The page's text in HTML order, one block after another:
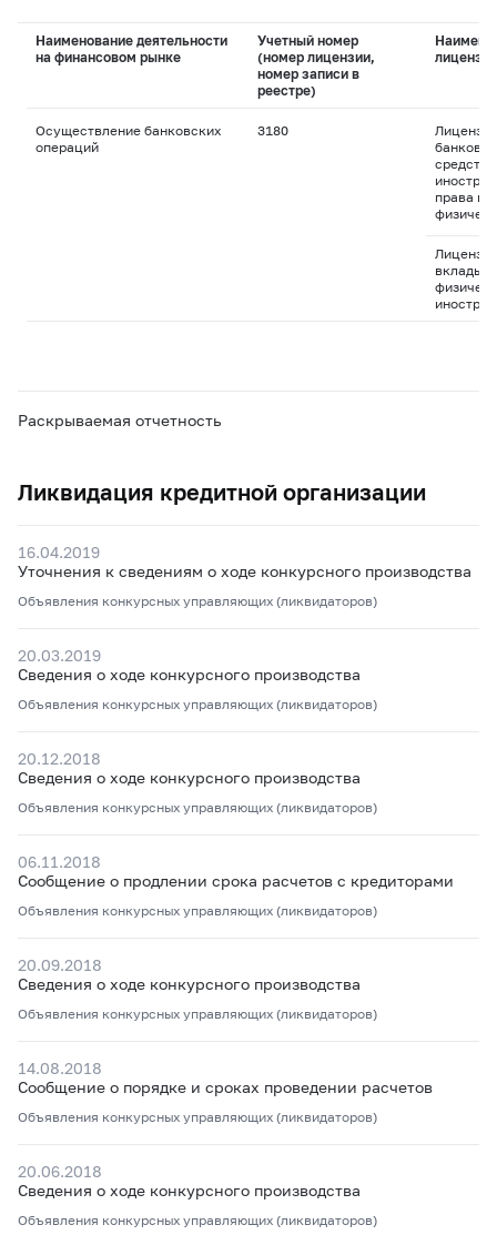
Наименование деятельности
на финансовом рынке
Учетный номер
(номер лицензии,
номер записи в
реестре)
лицензии
Осуществление банковских
операций
3180
права
вклады
Раскрываемая отчетность
Ликвидация кредитной организации
16.04.2019
Уточнения к сведениям о ходе конкурсного производства
Объявления конкурсных управляющих (ликвидаторов)
20.03.2019
Сведения о ходе конкурсного производства
Объявления конкурсных управляющих (ликвидаторов)
20.12.2018
Сведения о ходе конкурсного производства
Объявления конкурсных управляющих (ликвидаторов)
06.11.2018
Сообщение о продлении срока расчетов с кредиторами
Объявления конкурсных управляющих (ликвидаторов)
20.09.2018
Сведения о ходе конкурсного производства
Объявления конкурсных управляющих (ликвидаторов)
14.08.2018
Сообщение о порядке и сроках проведении расчетов
Объявления конкурсных управляющих (ликвидаторов)
20.06.2018
Сведения о ходе конкурсного производства
Объявления конкурсных управляющих (ликвидаторов)